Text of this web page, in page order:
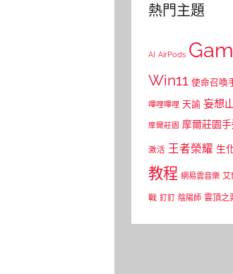
熱門主題
AI AirPods
Win11 使命召喚
嗶哩嗶哩 天諭 妄想
摩爾莊園 摩爾莊園
激活 王者榮耀 生
教程 網易雲音樂 艾
戰 釘釘 陰陽師 雲頂之